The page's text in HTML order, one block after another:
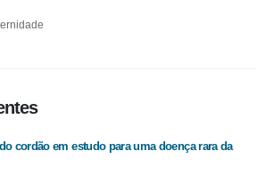
cordão em estudo para uma doença rara da